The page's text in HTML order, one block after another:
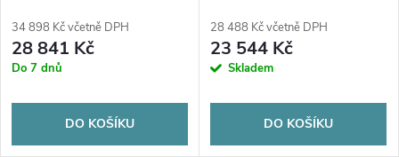
34 898 Kč včetně DPH
28 841 Kč
Do 7 dnů
DO KOŠÍKU
28 488 Kč včetně DPH
23 544 Kč
Skladem
DO KOŠÍKU